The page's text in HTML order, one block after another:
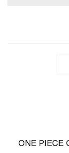
ONE PIECE